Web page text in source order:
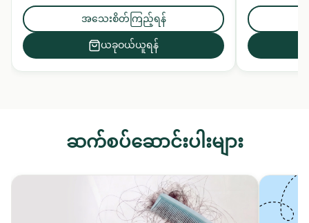
ဖြည့်ပေးသည်။
အသေးစိတ်ကြည့်ရန်
ယခုဝယ်ယူရန်
ပေးသည်။ ဆံပင်
အတွက် နေ့စဉ်
ဆက်စပ်ဆောင်းပါးများ